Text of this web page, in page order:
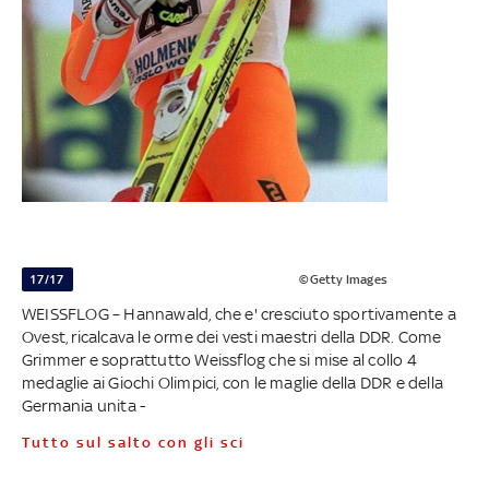
17/17 ©Getty Images
WEISSFLOG – Hannawald, che e' cresciuto sportivamente a
Ovest, ricalcava le orme dei vesti maestri della DDR. Come
Grimmer e soprattutto Weissflog che si mise al collo 4
medaglie ai Giochi Olimpici, con le maglie della DDR e della
Germania unita -
Tutto sul salto con gli sci